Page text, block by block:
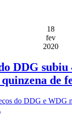
18
fev
2020
DDG subiu
de
do DDG e WDG